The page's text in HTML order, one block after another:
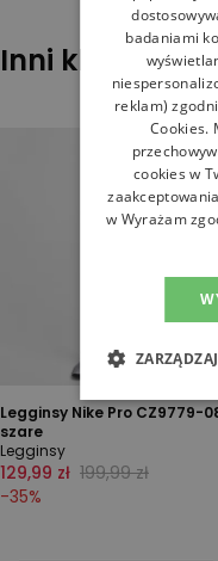
Inni klienci
Legginsy Nike Pro CZ9779-
szare
Legginsy
129,99 zł 199,99 zł
-35%
badaniami
reklam)
Cookies.
cookies w
w Wyrażam